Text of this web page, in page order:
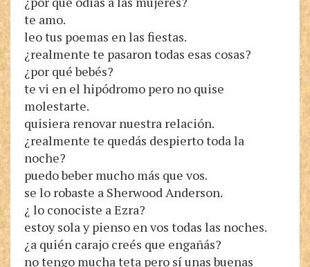
te amo.
leo tus poemas en las fiestas.
¿realmente te pasaron todas esas cosas?
¿por qué bebés?
te vi en el hipódromo pero no quise
molestarte.
quisiera renovar nuestra relación.
¿realmente te quedás despierto toda la
noche?
puedo beber mucho más que vos.
se lo robaste a Sherwood Anderson.
¿ lo conociste a Ezra?
estoy sola y pienso en vos todas las noches.
¿a quién carajo creés que engañás?
no tengo mucha teta pero sí unas buenas